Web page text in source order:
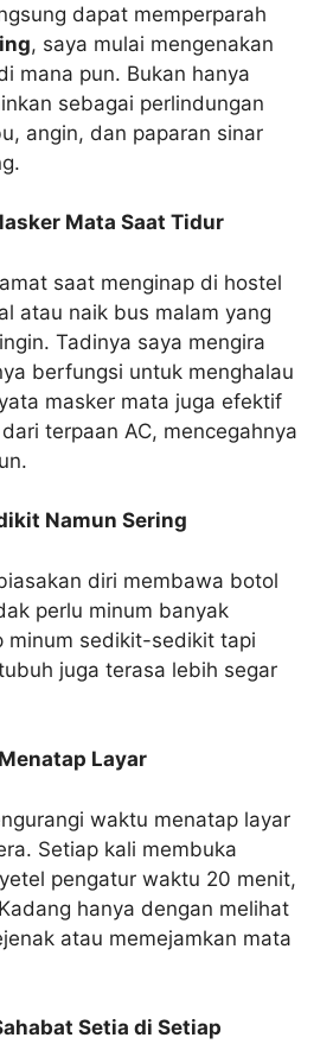
dapat memperparah
, saya mulai mengenakan
mana pun. Bukan hanya
sebagai perlindungan
angin, dan paparan sinar
Mata Saat Tidur
saat menginap di hostel
atau naik bus malam yang
Tadinya saya mengira
berfungsi untuk menghalau
masker mata juga efektif
terpaan AC, mencegahnya
Namun Sering
diri membawa botol
perlu minum banyak
minum sedikit-sedikit tapi
juga terasa lebih segar
Layar
waktu menatap layar
Setiap kali membuka
pengatur waktu 20 menit,
hanya dengan melihat
atau memejamkan mata
Setia di Setiap